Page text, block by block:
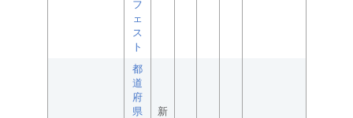
フ
ェ
ス
ト
都
道
府
県
新